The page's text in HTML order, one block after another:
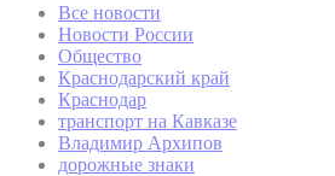
Все новости
Новости России
Общество
Краснодарский край
Краснодар
транспорт на Кавказе
Владимир Архипов
дорожные знаки